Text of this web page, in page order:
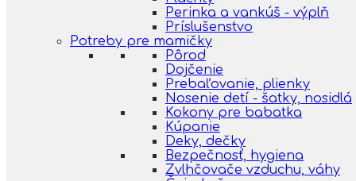
Perinka a vankúš - výplň
Príslušenstvo
Potreby pre mamičky
Pôrod
Dojčenie
Prebaľovanie, plienky
Nosenie detí - šatky, nosidlá
Kokony pre babatka
Kúpanie
Deky, dečky
Bezpečnosť, hygiena
Zvlhčovače vzduchu, váhy